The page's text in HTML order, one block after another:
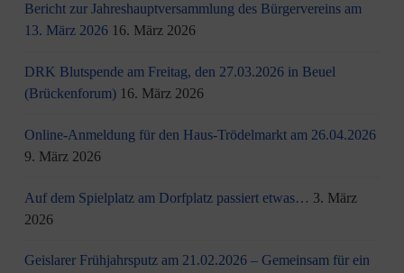
Bericht zur Jahreshauptversammlung des Bürgervereins am
13. März 2026 16. März 2026
DRK Blutspende am Freitag, den 27.03.2026 in Beuel
(Brückenforum) 16. März 2026
Online-Anmeldung für den Haus-Trödelmarkt am 26.04.2026
9. März 2026
Auf dem Spielplatz am Dorfplatz passiert etwas… 3. März
2026
Geislarer Frühjahrsputz am 21.02.2026 – Gemeinsam für ein